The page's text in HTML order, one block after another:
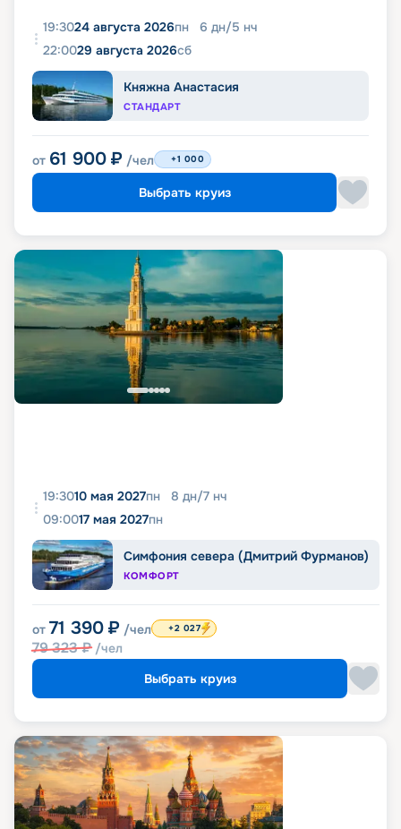
19:3024 августа 2026пн 6 дн/5 нч
22:0029 августа 2026сб
Княжна Анастасия
СТАНДАРТ
от 61 900 ₽ /чел +1 000
Выбрать круиз
19:3010 мая 2027пн 8 дн/7 нч
09:0017 мая 2027пн
Симфония севера (Дмитрий Фурманов)
КОМФОРТ
от 71 390 ₽ /чел
79 323₽ /чел
+2 027
Выбрать круиз